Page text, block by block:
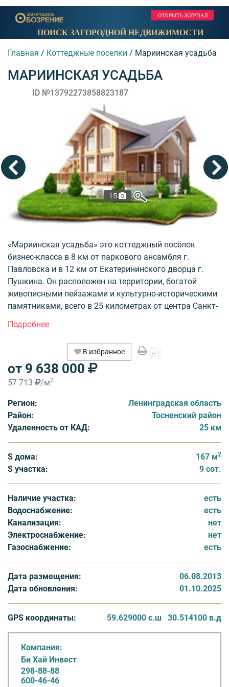
ПОИСК ЗАГОРОДНОЙ НЕДВИЖИМОСТИ
Главная / Коттеджные поселки / Мариинская усадьба
МАРИИНСКАЯ УСАДЬБА
ID №13792273858823187
15
«Мариинская усадьба» это коттеджный посёлок
бизнес-класса в 8 км от паркового ансамбля г.
Павловска и в 12 км от Екатерининского дворца г.
Пушкина. Он расположен на территории, богатой
живописными пейзажами и культурно-историческими
памятниками, всего в 25 километрах от центра Санкт-
километрах от города Павловск, и 20 километрах от
аэропорта Пулково.
«Мариинская усадьба» строится по концепции
клубного коттеджного комплекса. Коттеджи из
Участки от 9 до 29 соток. Первый взнос-10% Все
коммуникации. Развитая инфраструктура.
Уровень комфорта будущих домовладельцев является
приоритетом для девелопера. Жители «Мариинской
усадьбы» будут обеспечены всеми современными
охранной сигнализации. Предусмотрен также вывоз
мусора, охрана территории участка, уборка и
техническое обслуживание общественных зон.
Генплан «Мариинской усадьбы» предусматривает
создание объектов социальной инфраструктуры и
ландшафтного дизайна. Центром коттеджного
поселка является искусственный водоем с фонтаном.
беседками, пешеходными дорожками, клумбами,
газонами. Развитая инфраструктура также будет
коттеджного поселка расположется медицинский
центр, супермаркет, детский сад, спортивный
комплекс с бассейном, SPA-центр, детские и
В избранное
от 9 638 000
57 713 /м2
Регион:
Ленинградская область
Район:
Тосненский район
Удаленность от КАД:
25 км
S дома: 167 м2
S участка: 9 сот.
Наличие участка:
есть
Водоснабжение:
есть
Канализация:
нет
Электроснабжение:
нет
Газоснабжение:
есть
Дата размещения:
06.08.2013
Дата обновления:
01.10.2025
GPS координаты: 59.629000 с.ш 30.514100 в.д
Компания:
Би Хай Инвест
298-88-88
600-46-46